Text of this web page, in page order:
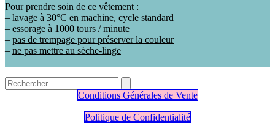
Pour prendre soin de ce vêtement :
– lavage à 30°C en machine, cycle standard
– essorage à 1000 tours / minute
– pas de trempage pour préserver la couleur
– ne pas mettre au sèche-linge
Conditions Générales de Vente
Politique de Confidentialité